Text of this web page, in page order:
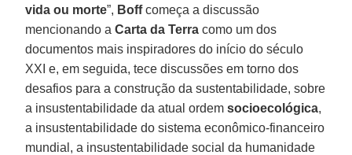
vida ou morte”, Boffcomeça a discussão
mencionando aCarta da Terra como um dos
documentos mais inspiradores do início do século
XXI e, em seguida, tece discussões em torno dos
desafios para a construção da sustentabilidade, sobre
a insustentabilidade da atual ordemsocioecológica,
a insustentabilidade do sistema econômico-financeiro
mundial, a insustentabilidade social da humanidade